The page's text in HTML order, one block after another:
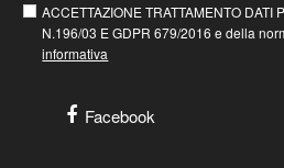
ACCETTAZIONE TRATTAMENTO DATI
N.196/03 E GDPR 679/2016 e della
informativa
Facebook